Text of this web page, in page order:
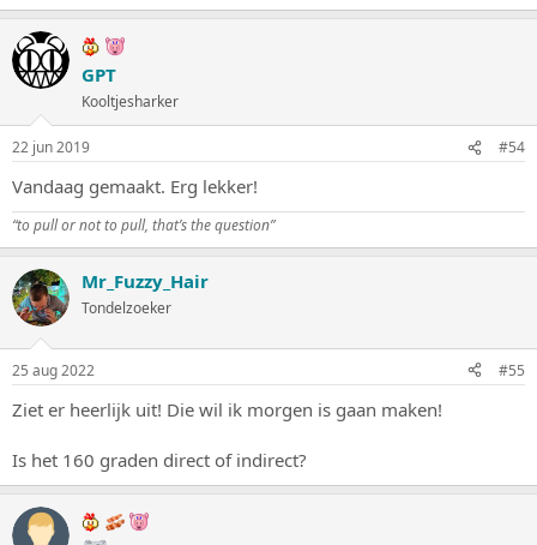
GPT
Kooltjesharker
22 jun 2019 #54
Vandaag gemaakt. Erg lekker!
“to pull or not to pull, that’s the question”
Mr_Fuzzy_Hair
Tondelzoeker
25 aug 2022 #55
Ziet er heerlijk uit! Die wil ik morgen is gaan maken!
Is het 160 graden direct of indirect?